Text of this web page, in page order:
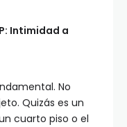
Intimidad a
No
Quizás es un
cuarto piso o el